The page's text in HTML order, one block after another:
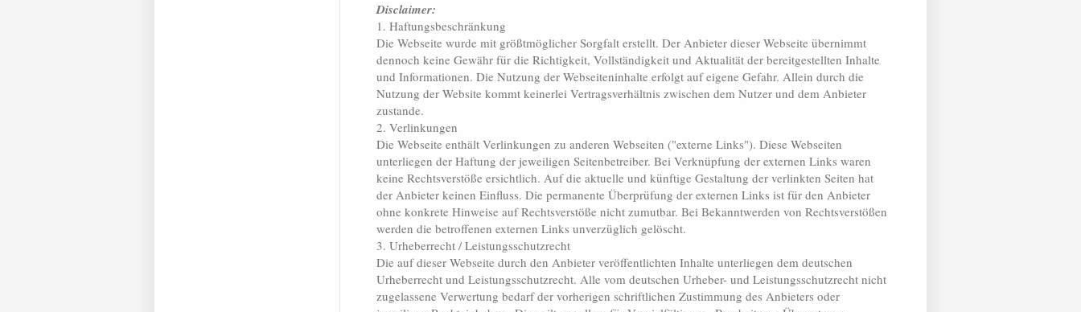
Disclaimer:
1. Haftungsbeschränkung
Die Webseite wurde mit größtmöglicher Sorgfalt erstellt. Der Anbieter dieser Webseite übernimmt
dennoch keine Gewähr für die Richtigkeit, Vollständigkeit und Aktualität der bereitgestellten Inhalte
und Informationen. Die Nutzung der Webseiteninhalte erfolgt auf eigene Gefahr. Allein durch die
Nutzung der Website kommt keinerlei Vertragsverhältnis zwischen dem Nutzer und dem Anbieter
zustande.
2. Verlinkungen
Die Webseite enthält Verlinkungen zu anderen Webseiten ("externe Links"). Diese Webseiten
unterliegen der Haftung der jeweiligen Seitenbetreiber. Bei Verknüpfung der externen Links waren
keine Rechtsverstöße ersichtlich. Auf die aktuelle und künftige Gestaltung der verlinkten Seiten hat
der Anbieter keinen Einfluss. Die permanente Überprüfung der externen Links ist für den Anbieter
ohne konkrete Hinweise auf Rechtsverstöße nicht zumutbar. Bei Bekanntwerden von Rechtsverstößen
werden die betroffenen externen Links unverzüglich gelöscht.
3. Urheberrecht / Leistungsschutzrecht
Die auf dieser Webseite durch den Anbieter veröffentlichten Inhalte unterliegen dem deutschen
Urheberrecht und Leistungsschutzrecht. Alle vom deutschen Urheber- und Leistungsschutzrecht nicht
zugelassene Verwertung bedarf der vorherigen schriftlichen Zustimmung des Anbieters oder